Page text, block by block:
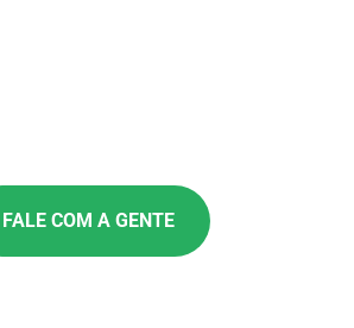
FALE COM A GENTE